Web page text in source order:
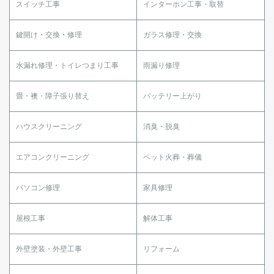
スイッチ工事 インターホン工事・取替
鍵開け・交換・修理 ガラス修理・交換
水漏れ修理・トイレつまり工事 雨漏り修理
畳・襖・障子張り替え バッテリー上がり
ハウスクリーニング 消臭・脱臭
エアコンクリーニング ペット火葬・葬儀
パソコン修理 家具修理
屋根工事 解体工事
外壁塗装・外壁工事 リフォーム